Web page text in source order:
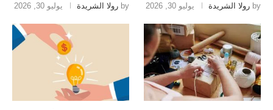
by رولا الشريدة يوليو 30, 2026 by رولا الشريدة يوليو 30, 2026